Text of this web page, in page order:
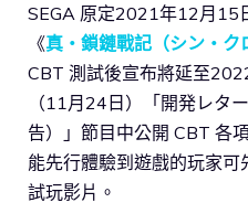
SEGA 原定2021年12月15
《真・鎖鏈戰記（シン・ク
CBT 測試後宣布將延至
（11月24日）「開発レタ
告）」節目中公開 CBT 各
能先行體驗到遊戲的玩家
試玩影片。